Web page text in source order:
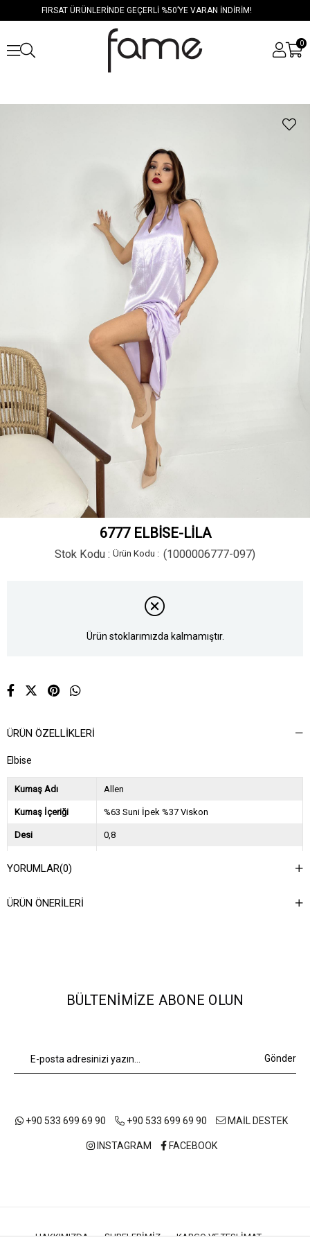
FIRSAT ÜRÜNLERİNDE GEÇERLİ %50’YE VARAN İNDİRİM!
0
6777 ELBİSE-LİLA
Stok Kodu (1000006777-097)
Ürün stoklarımızda kalmamıştır.
ÜRÜN ÖZELLIKLERI
Elbise
Kumaş Adı Allen
Kumaş İçeriği %63 Suni İpek %37 Viskon
Desi 0,8
YORUMLAR(0)
ÜRÜN ÖNERILERI
BÜLTENIMIZE ABONE OLUN
Gönder
+90 533 699 69 90 +90 533 699 69 90 MAİL DESTEK
INSTAGRAM FACEBOOK
HAKKIMIZDA ŞUBELERIMIZ
KARGO VE TESLIMAT